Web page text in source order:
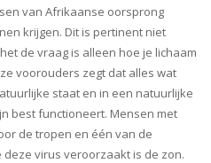
van Afrikaanse oorsprong
krijgen. Dit is pertinent niet
de vraag is alleen hoe je lichaam
voorouders zegt dat alles wat
staat en in een natuurlijke
best functioneert. Mensen met
de tropen en één van de
virus veroorzaakt is de zon.